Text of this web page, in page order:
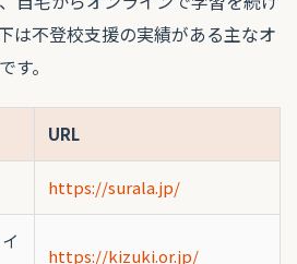
は不登校支援の実績がある主なオ
す。
URL
https://surala.jp/
https://kizuki.or.jp/